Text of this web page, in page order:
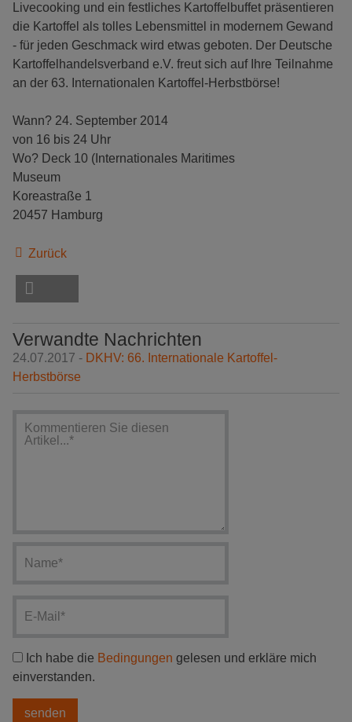
Livecooking und ein festliches Kartoffelbuffet präsentieren
die Kartoffel als tolles Lebensmittel in modernem Gewand
- für jeden Geschmack wird etwas geboten. Der Deutsche
Kartoffelhandelsverband e.V. freut sich auf Ihre Teilnahme
an der 63. Internationalen Kartoffel-Herbstbörse!
Wann? 24. September 2014
von 16 bis 24 Uhr
Wo? Deck 10 (Internationales Maritimes
Museum
Koreastraße 1
20457 Hamburg
Zurück
Verwandte Nachrichten
24.07.2017 - DKHV: 66. Internationale Kartoffel-
Herbstbörse
Ich habe die Bedingungen gelesen und erkläre mich
einverstanden.